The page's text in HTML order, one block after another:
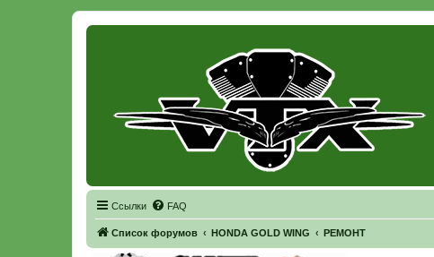
Ссылки FAQ
Список форумов HONDA GOLD WING РЕМОНТ